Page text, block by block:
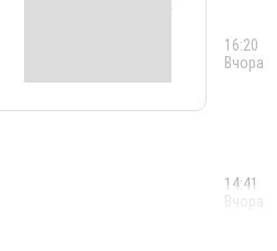
16:20
Вчора
14:41
Вчора